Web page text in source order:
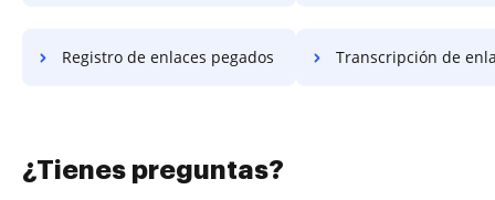
Registro de enlaces pegados Transcripción de enlace
¿Tienes preguntas?